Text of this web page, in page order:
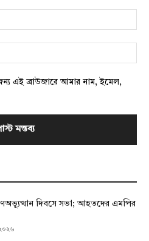
এই ব্রাউজারে আমার নাম, ইমেল,
দিবসে সভা; আহতদের এমপির